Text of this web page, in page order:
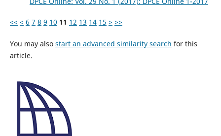
<< < 6 7 8 9 10 11 12 13 14 15 > >>
You may also start an advanced similarity search for this
article.